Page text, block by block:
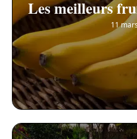
Les meilleurs
11